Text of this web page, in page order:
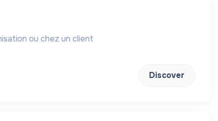
ou chez un client
Discover